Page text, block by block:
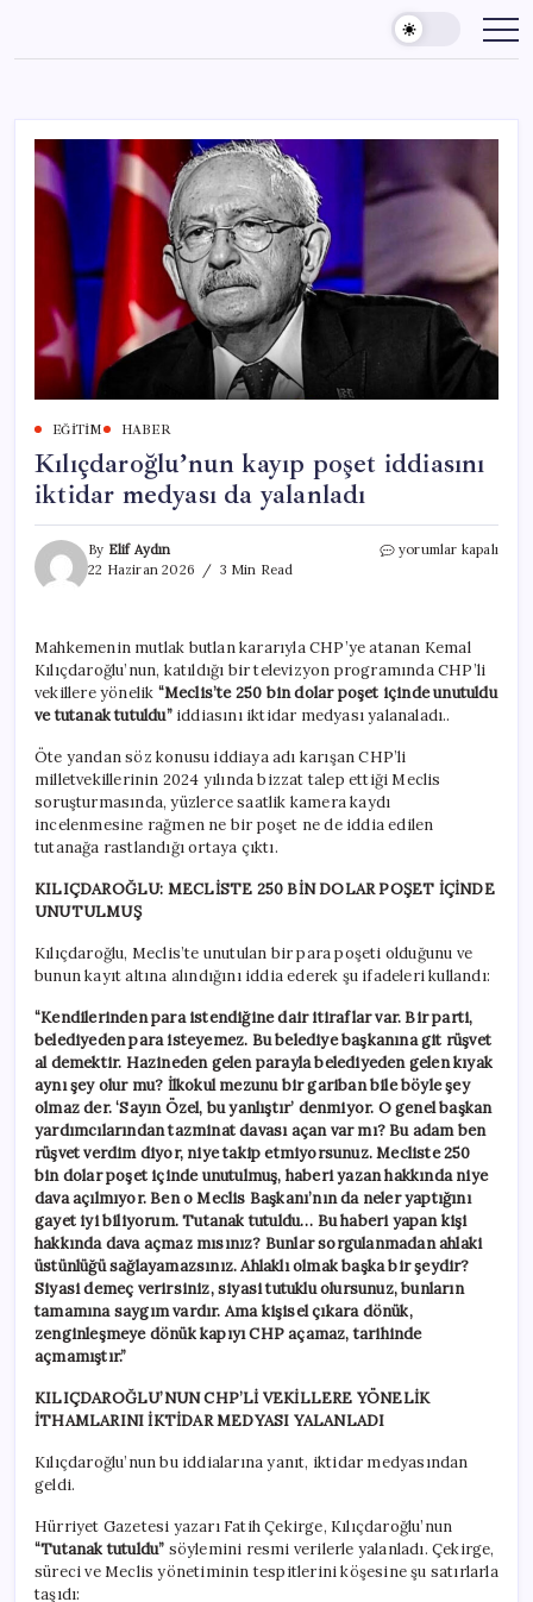
content
EĞITIM HABER
Kılıçdaroğlu’nun kayıp poşet iddiasını
iktidar medyası da yalanladı
By Elif Aydın
22 Haziran 2026
3 Min Read
Kılıçdaroğlu’nun
medyası
da
yalanladı
için
yorumlar kapalı
Mahkemenin mutlak butlan kararıyla CHP’ye atanan Kemal
Kılıçdaroğlu’nun, katıldığı bir televizyon programında CHP’li
vekillere yönelik “Meclis’te 250 bin dolar poşet içinde unutuldu
ve tutanak tutuldu”iddiasını iktidar medyası yalanaladı..
Öte yandan söz konusu iddiaya adı karışan CHP’li
milletvekillerinin 2024 yılında bizzat talep ettiği Meclis
soruşturmasında, yüzlerce saatlik kamera kaydı
incelenmesine rağmen ne bir poşet ne de iddia edilen
tutanağa rastlandığı ortaya çıktı.
KILIÇDAROĞLU: MECLİSTE 250 BİN DOLAR POŞET İÇİNDE
UNUTULMUŞ
Kılıçdaroğlu, Meclis’te unutulan bir para poşeti olduğunu ve
bunun kayıt altına alındığını iddia ederek şu ifadeleri kullandı:
“Kendilerinden para istendiğine dair itiraflar var. Bir parti,
belediyeden para isteyemez. Bu belediye başkanına git rüşvet
al demektir. Hazineden gelen parayla belediyeden gelen kıyak
aynı şey olur mu? İlkokul mezunu bir gariban bile böyle şey
olmaz der. ‘Sayın Özel, bu yanlıştır’ denmiyor. O genel başkan
yardımcılarından tazminat davası açan var mı? Bu adam ben
rüşvet verdim diyor, niye takip etmiyorsunuz. Mecliste 250
bin dolar poşet içinde unutulmuş, haberi yazan hakkında niye
dava açılmıyor. Ben o Meclis Başkanı’nın da neler yaptığını
gayet iyi biliyorum. Tutanak tutuldu… Bu haberi yapan kişi
hakkında dava açmaz mısınız? Bunlar sorgulanmadan ahlaki
üstünlüğü sağlayamazsınız. Ahlaklı olmak başka bir şeydir?
Siyasi demeç verirsiniz, siyasi tutuklu olursunuz, bunların
tamamına saygım vardır. Ama kişisel çıkara dönük,
zenginleşmeye dönük kapıyı CHP açamaz, tarihinde
açmamıştır.”
KILIÇDAROĞLU’NUN CHP’Lİ VEKİLLERE YÖNELİK
İTHAMLARINI İKTİDAR MEDYASI YALANLADI
Kılıçdaroğlu’nun bu iddialarına yanıt, iktidar medyasından
geldi.
Hürriyet Gazetesi yazarı Fatih Çekirge, Kılıçdaroğlu’nun
“Tutanak tutuldu” söylemini resmi verilerle yalanladı. Çekirge,
süreci ve Meclis yönetiminin tespitlerini köşesine şu satırlarla
taşıdı: